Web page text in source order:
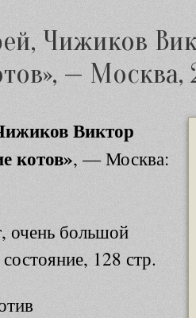
Чижиков
— Москва,
Виктор
котов», — Москва:
очень большой
128 стр.